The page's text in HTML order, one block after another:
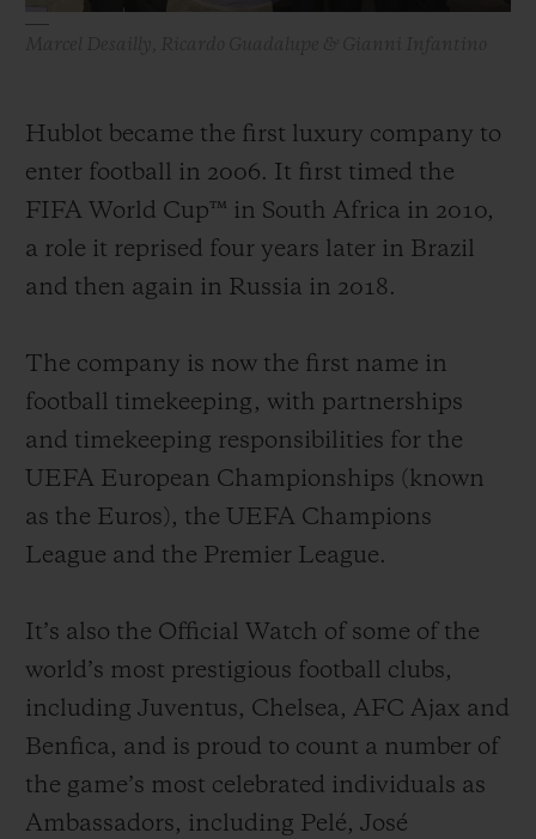
Hublot became the first luxury company to
enter football in 2006. It first timed the
FIFA World Cup™ in South Africa in 2010,
a role it reprised four years later in Brazil
and then again in Russia in 2018.
The company is now the first name in
football timekeeping, with partnerships
and timekeeping responsibilities for the
UEFA European Championships (known
as the Euros), the UEFA Champions
League and the Premier League.
It’s also the Official Watch of some of the
world’s most prestigious football clubs,
including Juventus, Chelsea, AFC Ajax and
Benfica, and is proud to count a number of
the game’s most celebrated individuals as
Ambassadors, including Pelé, José